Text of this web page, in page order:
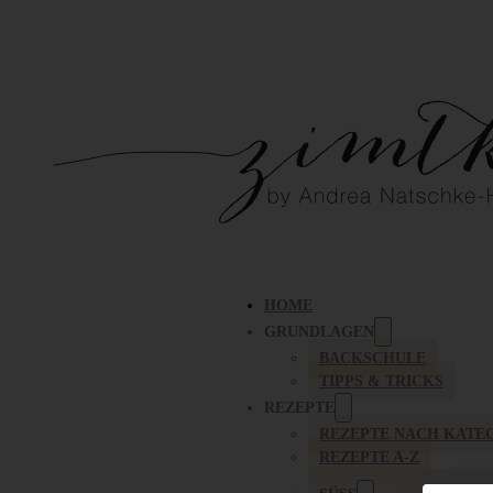
HOME
GRUNDLAGEN
BACKSCHULE
TIPPS & TRICKS
REZEPTE
REZEPTE NACH
REZEPTE A-Z